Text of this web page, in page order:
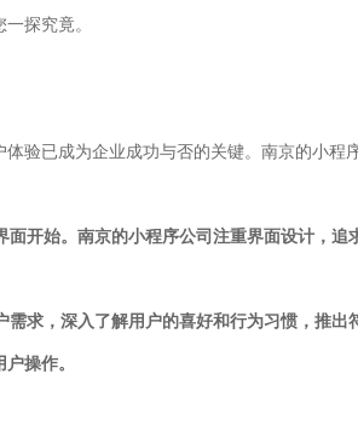
探究竟。
验已成为企业成功与否的关键。南京的小程
开始。南京的小程序公司注重界面设计，追
求，深入了解用户的喜好和行为习惯，推
操作。